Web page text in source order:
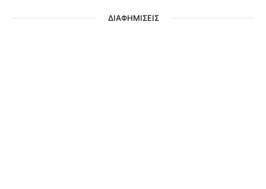
ΔΙΑΦΗΜΙΣΕΙΣ